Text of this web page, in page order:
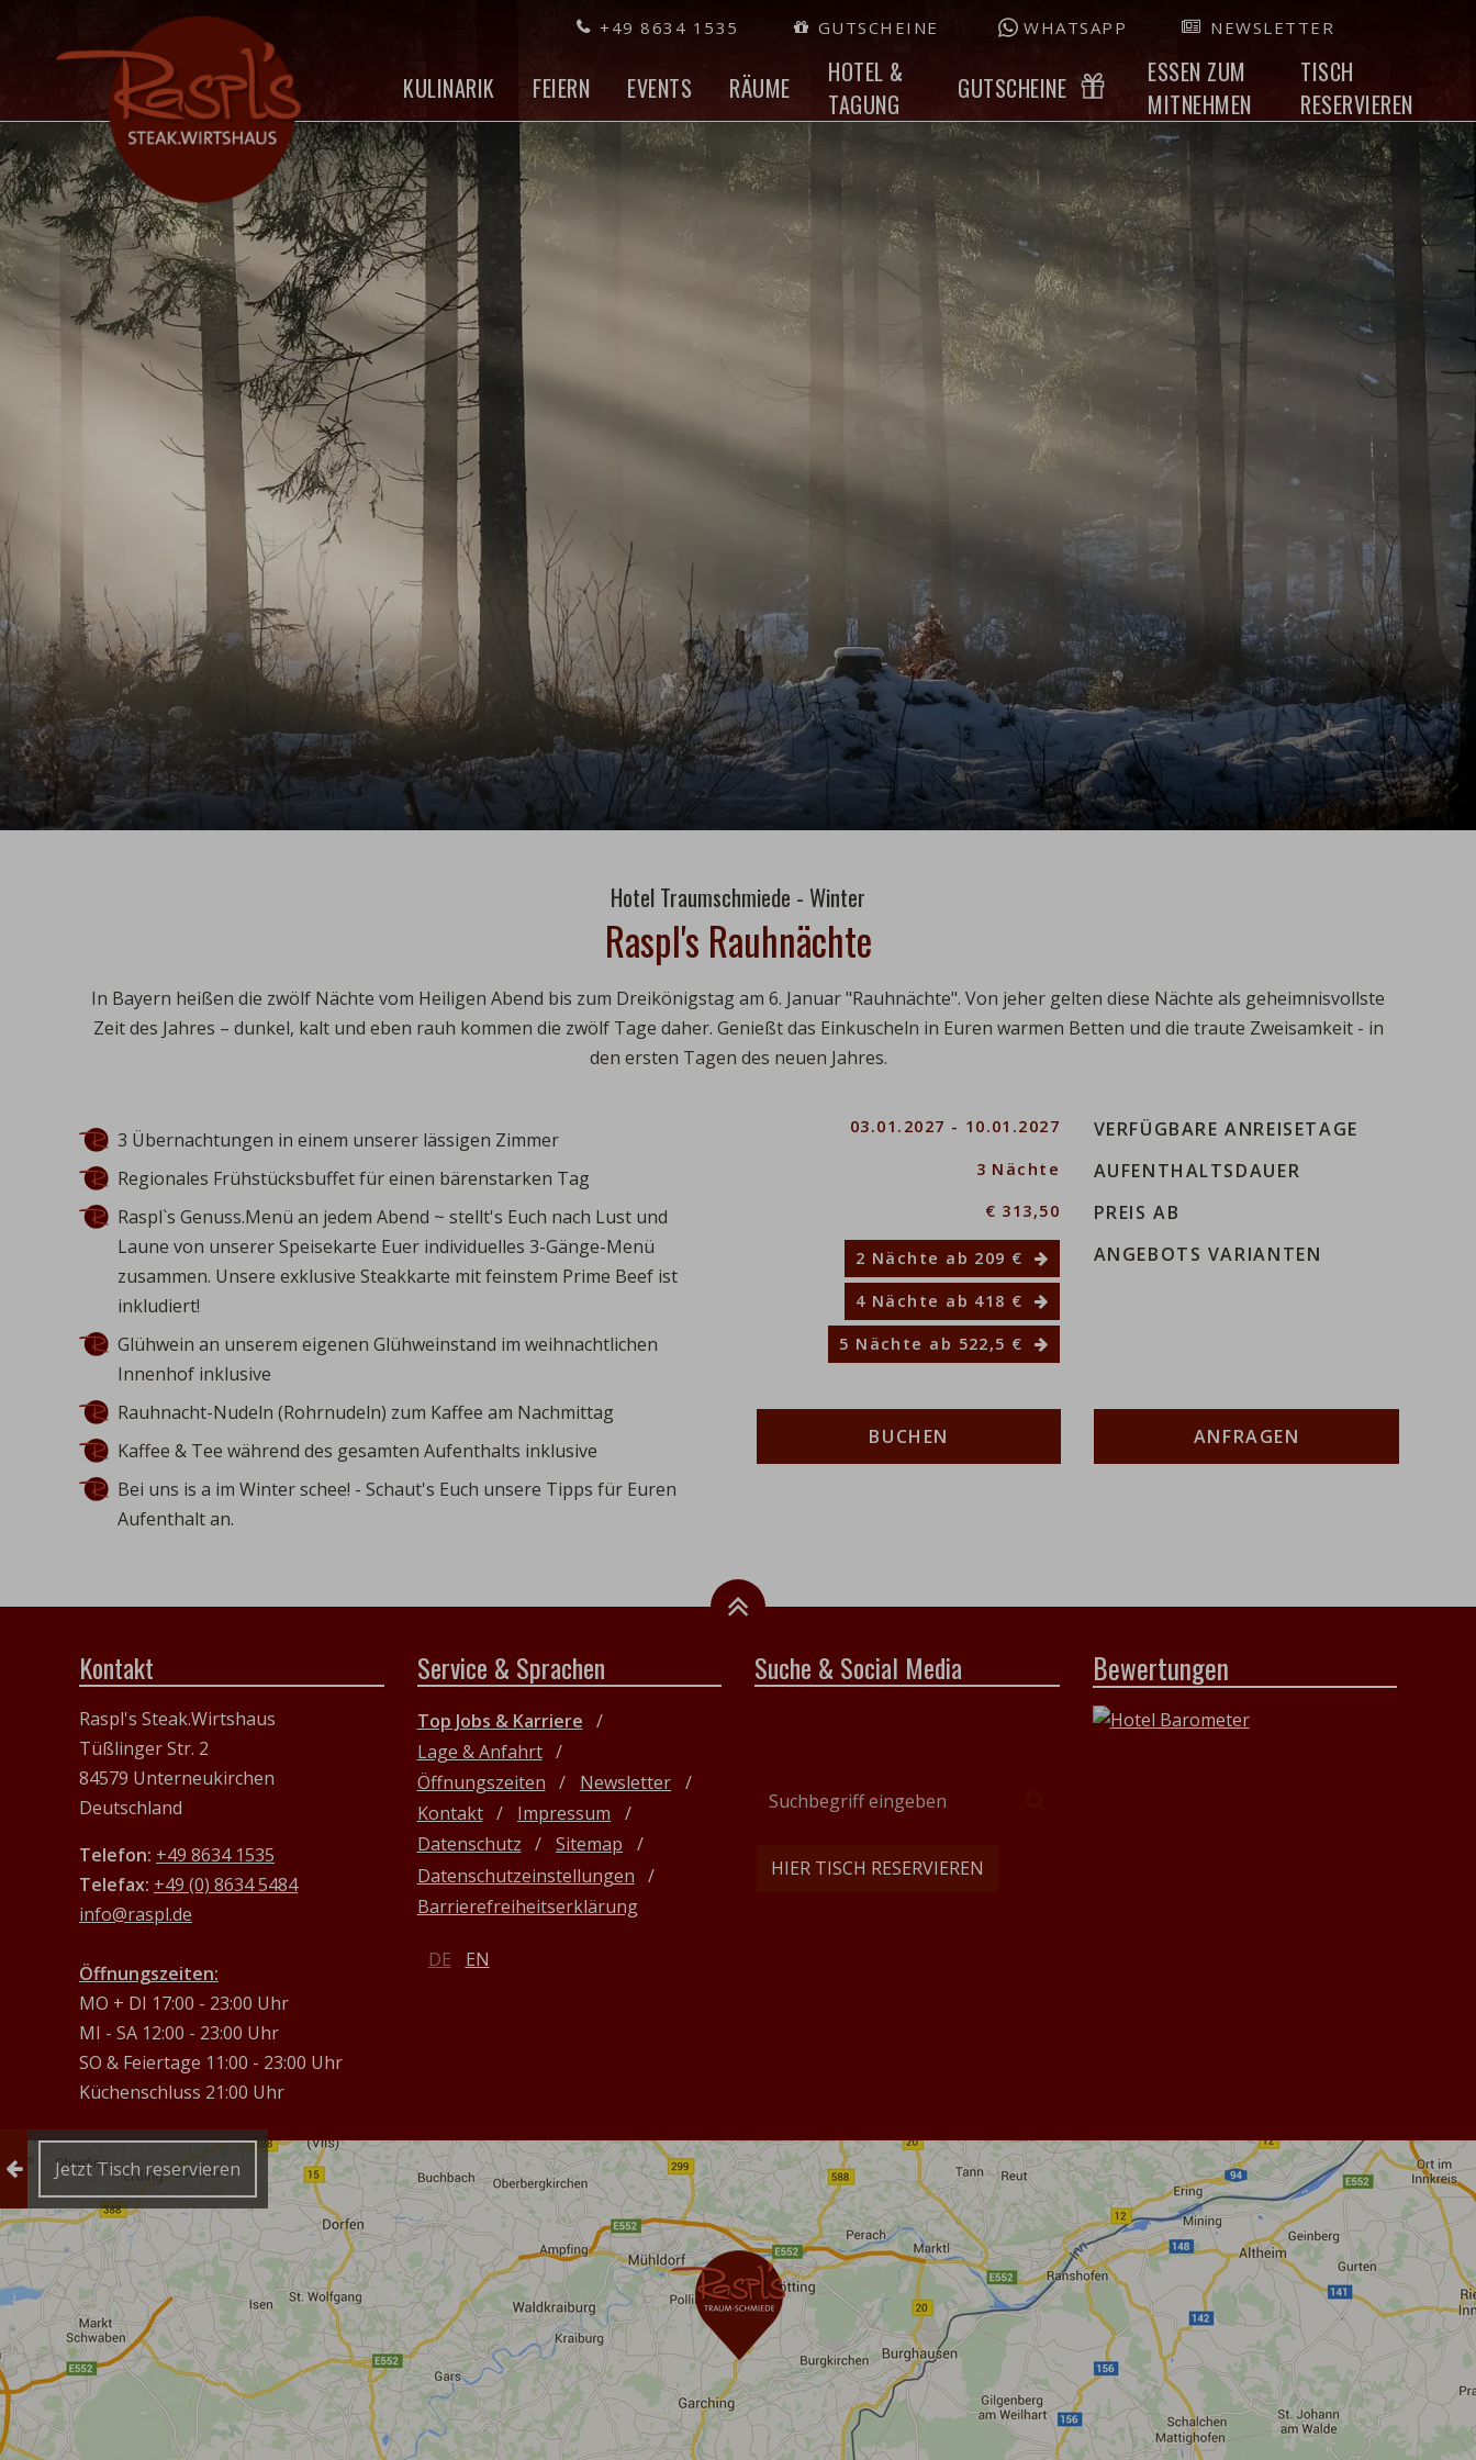
+49 8634 1535 GUTSCHEINE WHATSAPP NEWSLETTER
KULINARIK FEIERN EVENTS RÄUME
HOTEL &
TAGUNG
GUTSCHEINE
ESSEN ZUM
MITNEHMEN
TISCH
RESERVIEREN
Reservierung einklappen
Jetzt Tisch reservieren
Hotel Traumschmiede - Winter
Raspl's Rauhnächte
In Bayern heißen die zwölf Nächte vom Heiligen Abend bis zum Dreikönigstag am 6. Januar "Rauhnächte". Von jeher gelten diese Nächte als geheimnisvollste
Zeit des Jahres – dunkel, kalt und eben rauh kommen die zwölf Tage daher. Genießt das Einkuscheln in Euren warmen Betten und die traute Zweisamkeit- in
den ersten Tagen des neuen Jahres.
3 Übernachtungen in einem unserer lässigen Zimmer
Regionales Frühstücksbuffetfür einen bärenstarken Tag
Raspl`s Genuss.Menü an jedem Abend ~ stellt's Euch nach Lust und
Laune von unsererSpeisekarte Euer individuelles 3-Gänge-Menü
zusammen. Unsere exklusive Steakkarte mit feinstem Prime Beef ist
inkludiert!
Glühwein an unserem eigenen Glühweinstand im weihnachtlichen
Innenhof inklusive
Rauhnacht-Nudeln (Rohrnudeln) zum Kaffee am Nachmittag
Kaffee & Tee während des gesamten Aufenthalts inklusive
Bei uns is a im Winter schee! - Schaut's Euch unsere Tipps für Euren
Aufenthalt an.
VERFÜGBARE ANREISETAGE
03.01.2027 - 10.01.2027
AUFENTHALTSDAUER
3 Nächte
PREIS AB
€ 313,50
ANGEBOTS VARIANTEN
2 Nächte ab 209 €
4 Nächte ab 418 €
5 Nächte ab 522,5 €
BUCHEN ANFRAGEN
Kontakt
Raspl's Steak.Wirtshaus
Tüßlinger Str. 2
84579 Unterneukirchen
Deutschland
Telefon: +49 8634 1535
Telefax: +49 (0) 8634 5484
info@raspl.de
Öffnungszeiten:
MO + DI 17:00 - 23:00 Uhr
MI - SA 12:00 - 23:00 Uhr
SO & Feiertage 11:00 - 23:00 Uhr
Küchenschluss 21:00 Uhr
Service & Sprachen
Top Jobs & Karriere
Lage & Anfahrt
Öffnungszeiten
Newsletter
Kontakt
Impressum
Datenschutz
Sitemap
Datenschutzeinstellungen
Barrierefreiheitserklärung
DE EN
Suche & Social Media
eingeben
HIER TISCH RESERVIEREN
Bewertungen